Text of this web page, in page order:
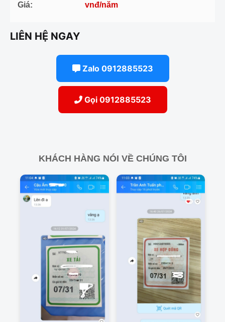
Giá:
vnđ/năm
LIÊN HỆ NGAY
Zalo 0912885523
Gọi 0912885523
KHÁCH HÀNG NÓI VỀ CHÚNG TÔI